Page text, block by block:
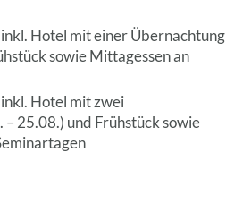
inkl. Hotel mit einer Übernachtung
sowie Mittagessen an
inkl. Hotel mit zwei
25.08.) und Frühstück sowie